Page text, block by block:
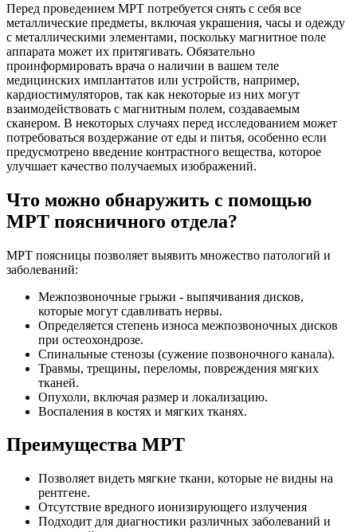
Перед проведением МРТ потребуется снять с себя все
металлические предметы, включая украшения, часы и одежду
с металлическими элементами, поскольку магнитное поле
аппарата может их притягивать. Обязательно
проинформировать врача о наличии в вашем теле
медицинских имплантатов или устройств, например,
кардиостимуляторов, так как некоторые из них могут
взаимодействовать с магнитным полем, создаваемым
сканером. В некоторых случаях перед исследованием может
потребоваться воздержание от еды и питья, особенно если
предусмотрено введение контрастного вещества, которое
улучшает качество получаемых изображений.
Что можно обнаружить с помощью
МРТ поясничного отдела?
МРТ поясницы позволяет выявить множество патологий и
заболеваний:
Межпозвоночные грыжи - выпячивания дисков,
которые могут сдавливать нервы.
Определяется степень износа межпозвоночных дисков
при остеохондрозе.
Спинальные стенозы (сужение позвоночного канала).
Травмы, трещины, переломы, повреждения мягких
тканей.
Опухоли, включая размер и локализацию.
Воспаления в костях и мягких тканях.
Преимущества МРТ
Позволяет видеть мягкие ткани, которые не видны на
рентгене.
Отсутствие вредного ионизирующего излучения
Подходит для диагностики различных заболеваний и